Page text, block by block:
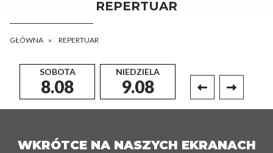
REPERTUAR
GŁÓWNA REPERTUAR
SOBOTA
8.08
NIEDZIELA
9.08 10.08
WKRÓTCE NA NASZYCH EKRANACH